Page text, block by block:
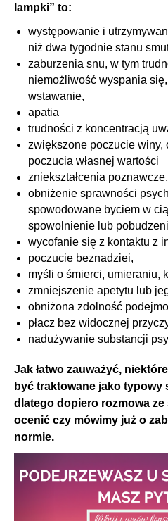
lampki” to:
występowanie i
niż dwa tygodnie stanu
zaburzenia snu, w tym
niemożliwość wyspania
wstawanie,
apatia
trudności z koncentracją
zwiększone poczucie
poczucia własnej wartości
zniekształcenia poznawcze,
obniżenie sprawności
spowodowane byciem w
spowolnienie lub
wycofanie się z kontaktu z
poczucie beznadziei,
myśli o śmierci, umieraniu,
zmniejszenie apetytu lub
obniżona zdolność
płacz bez widocznej
nadużywanie substancji
Jak łatwo zauważyć,
być traktowane jako typowy
dlatego dopiero rozmowa
ocenić czy mówimy już o
normie.